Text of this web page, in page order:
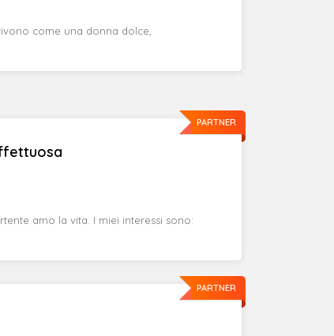
come una donna dolce,
PARTNER
amo la vita. I miei interessi sono:
PARTNER